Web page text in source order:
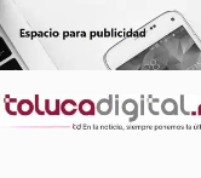
Saltar
al
contenido